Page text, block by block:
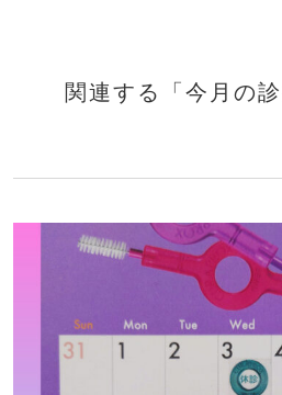
関連する「今月の